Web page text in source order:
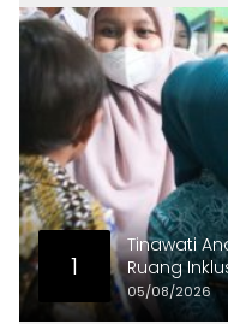
1
Tinawati
Ruang
Khusus
05/08/2026